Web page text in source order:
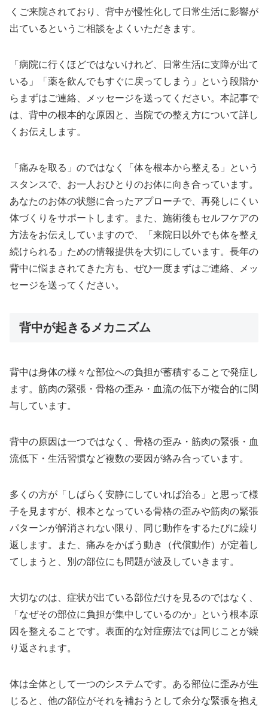
くご来院されており、背中が慢性化して日常生活に影響が
出ているというご相談をよくいただきます。
「病院に行くほどではないけれど、日常生活に支障が出て
いる」「薬を飲んでもすぐに戻ってしまう」という段階か
らまずはご連絡、メッセージを送ってください。本記事で
は、背中の根本的な原因と、当院での整え方について詳し
くお伝えします。
「痛みを取る」のではなく「体を根本から整える」という
スタンスで、お一人おひとりのお体に向き合っています。
あなたのお体の状態に合ったアプローチで、再発しにくい
体づくりをサポートします。また、施術後もセルフケアの
方法をお伝えしていますので、「来院日以外でも体を整え
続けられる」ための情報提供を大切にしています。長年の
背中に悩まされてきた方も、ぜひ一度まずはご連絡、メッ
セージを送ってください。
背中が起きるメカニズム
背中は身体の様々な部位への負担が蓄積することで発症し
ます。筋肉の緊張・骨格の歪み・血流の低下が複合的に関
与しています。
背中の原因は一つではなく、骨格の歪み・筋肉の緊張・血
流低下・生活習慣など複数の要因が絡み合っています。
多くの方が「しばらく安静にしていれば治る」と思って様
子を見ますが、根本となっている骨格の歪みや筋肉の緊張
パターンが解消されない限り、同じ動作をするたびに繰り
返します。また、痛みをかばう動き（代償動作）が定着し
てしまうと、別の部位にも問題が波及していきます。
大切なのは、症状が出ている部位だけを見るのではなく、
「なぜその部位に負担が集中しているのか」という根本原
因を整えることです。表面的な対症療法では同じことが繰
り返されます。
体は全体として一つのシステムです。ある部位に歪みが生
じると、他の部位がそれを補おうとして余分な緊張を抱え